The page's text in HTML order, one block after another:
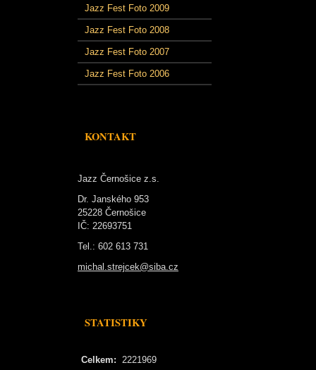
Jazz Fest Foto 2009
Jazz Fest Foto 2008
Jazz Fest Foto 2007
Jazz Fest Foto 2006
KONTAKT
Jazz Černošice z.s.
Dr. Janského 953
25228 Černošice
IČ: 22693751
Tel.: 602 613 731
michal.strejcek@siba.cz
STATISTIKY
Celkem: 2221969